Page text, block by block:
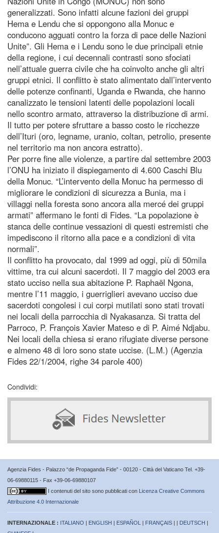
generalizzati. Sono infatti alcune fazioni dei gruppi
Hema e Lendu che si oppongono alla Monuc e
conducono agguati contro la forza di pace delle Nazioni
Unite”. Gli Hema e i Lendu sono le due principali etnie
della regione, i cui decennali contrasti sono sfociati
nell’attuale guerra civile che ha coinvolto anche gli altri
gruppi etnici. Il conflitto è stato alimentato dall’intervento
delle potenze confinanti, Uganda e Rwanda, che hanno
canalizzato le tensioni latenti delle popolazioni locali
nello scontro armato, attraverso la distribuzione di armi.
Il tutto per potere sfruttare a basso costo le ricchezze
dell’Ituri (oro, legname, uranio, coltan, petrolio, presente
nel territorio ma non ancora estratto).
Per porre fine alle violenze, a partire dal settembre 2003
l’ONU ha iniziato il dispiegamento di 4.600 Caschi Blu
della Monuc. “L’intervento della Monuc ha permesso di
migliorare le condizioni di sicurezza a Bunia, ma i
villaggi nella foresta sono ancora alla mercé dei gruppi
armati” affermano le fonti di Fides. “La popolazione è
stanca delle continue vessazioni di questi estremisti che
impediscono il ritorno alla pace e a condizioni di vita
normali”.
Il conflitto ha provocato, dal 1999 ad oggi, più di 50mila
vittime, tra cui alcuni sacerdoti. Il 7 maggio del 2003 era
stato ucciso nella sua abitazione P. Raphaël Ngona,
mentre l’11 maggio, i guerriglieri avevano ucciso due
sacerdoti congolesi i cui corpi mutilati sono stati trovati
nei locali della parrocchia di Nyakasanza. Si tratta del
Parroco, P. François Xavier Mateso e di P. Aimé Ndjabu.
Nei locali della chiesa si erano rifugiate diverse persone
e almeno 48 di loro sono state uccise. (L.M.) (Agenzia
Fides 22/1/2004, righe 34 parole 400)
Condividi:
Agenzia Fides - Palazzo “de Propaganda Fide” - 00120 - Città del Vaticano Tel. +39-
06-69880115 - Fax +39-06-69880107
I contenuti del sito sono pubblicati con Licenza Creative Commons
Attribuzione 4.0 Internazionale
INTERNAZIONALE : ITALIANO | ENGLISH | ESPAÑOL | FRANÇAIS | | DEUTSCH |